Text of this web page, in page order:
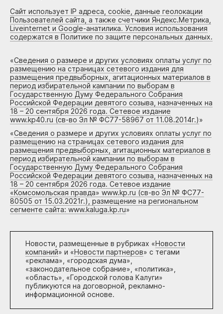
Сайт использует IP адреса, cookie, данные геолокации
Пользователей сайта, а также счетчики Яндекс.Метрика,
Liveinternet и Google-анатилика. Условия использования
содержатся в Политике по защите персональных данных.
«Сведения о размере и других условиях оплаты услуг по
размещению на страницах сетевого издания для
размещения предвыборных, агитационных материалов в
период избирательной кампании по выборам в
Государственную Думу Федерального Собрания
Российской Федерации девятого созыва, назначенных на
18 – 20 сентября 2026 года. Сетевое издание
www.kp40.ru (св-во Эл № ФС77-58967 от 11.08.2014г.)»
«Сведения о размере и других условиях оплаты услуг по
размещению на страницах сетевого издания для
размещения предвыборных, агитационных материалов в
период избирательной кампании по выборам в
Государственную Думу Федерального Собрания
Российской Федерации девятого созыва, назначенных на
18 – 20 сентября 2026 года. Сетевое издание
«Комсомольская правда» www.kp.ru (св-во Эл № ФС77-
80505 от 15.03.2021г.), размещение на региональном
сегменте сайта: www.kaluga.kp.ru»
Новости, размещенные в рубриках «Новости
компаний» и «Новости партнеров» с тегами
«реклама», «городская дума»,
«законодательное собрание», «политика»,
«область», «Городской голова Калуги»
публикуются на договорной, рекламно-
информационной основе.